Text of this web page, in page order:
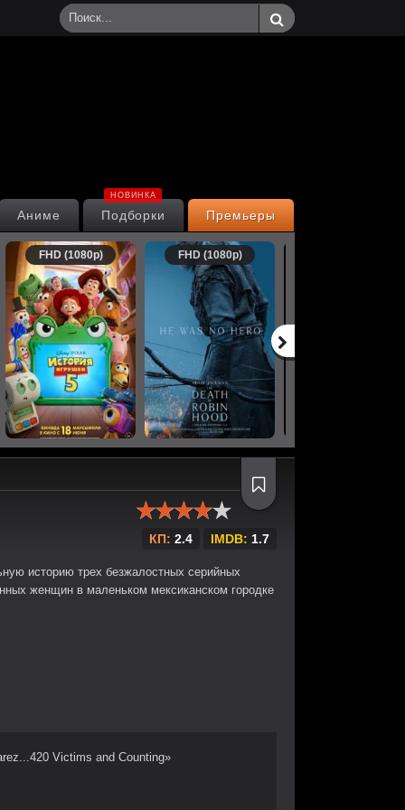
Премьеры
Подборки
НОВИНКА
Аниме
FHD (1080p) FHD (1080p)
КП: 2.4 IMDB: 1.7
историю трех безжалостных серийных
женщин в маленьком мексиканском городке
Victims and Counting»